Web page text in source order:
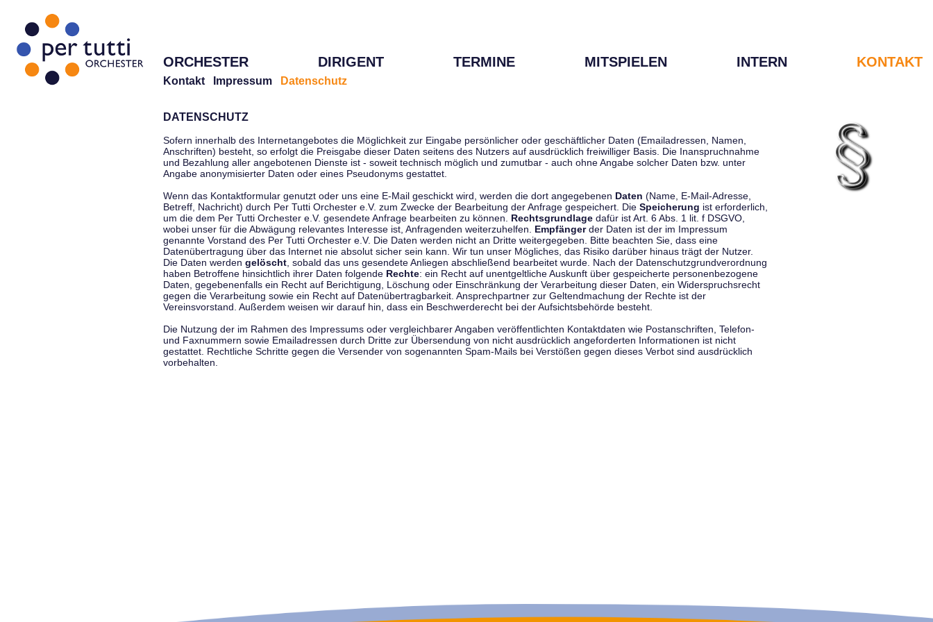
ORCHESTER DIRIGENT TERMINE MITSPIELEN INTERN KONTAKT
Kontakt Impressum Datenschutz
DATENSCHUTZ
Sofern innerhalb des Internetangebotes die Möglichkeit zur Eingabe persönlicher oder geschäftlicher Daten (Emailadressen, Namen,
Anschriften) besteht, so erfolgt die Preisgabe dieser Daten seitens des Nutzers auf ausdrücklich freiwilliger Basis. Die Inanspruchnahme
und Bezahlung aller angebotenen Dienste ist - soweit technisch möglich und zumutbar - auch ohne Angabe solcher Daten bzw. unter
Angabe anonymisierter Daten oder eines Pseudonyms gestattet.
Wenn das Kontaktformular genutzt oder uns eine E-Mail geschickt wird, werden die dort angegebenen Daten (Name, E-Mail-Adresse,
Betreff, Nachricht) durch Per Tutti Orchester e.V. zum Zwecke der Bearbeitung der Anfrage gespeichert. Die Speicherung ist erforderlich,
um die dem Per Tutti Orchester e.V. gesendete Anfrage bearbeiten zu können. Rechtsgrundlage dafür ist Art. 6 Abs. 1 lit. f DSGVO,
wobei unser für die Abwägung relevantes Interesse ist, Anfragenden weiterzuhelfen. Empfängerder Daten ist der im Impressum
genannte Vorstand des Per Tutti Orchester e.V. Die Daten werden nicht an Dritte weitergegeben. Bitte beachten Sie, dass eine
Datenübertragung über das Internet nie absolut sicher sein kann. Wir tun unser Mögliches, das Risiko darüber hinaus trägt der Nutzer.
Die Daten werden gelöscht , sobald das uns gesendete Anliegen abschließend bearbeitet wurde. Nach der Datenschutzgrundverordnung
haben Betroffene hinsichtlich ihrer Daten folgende Rechte: ein Recht auf unentgeltliche Auskunft über gespeicherte personenbezogene
Daten, gegebenenfalls ein Recht auf Berichtigung, Löschung oder Einschränkung der Verarbeitung dieser Daten, ein Widerspruchsrecht
gegen die Verarbeitung sowie ein Recht auf Datenübertragbarkeit. Ansprechpartner zur Geltendmachung der Rechte ist der
Vereinsvorstand. Außerdem weisen wir darauf hin, dass ein Beschwerderecht bei der Aufsichtsbehörde besteht.
Die Nutzung der im Rahmen des Impressums oder vergleichbarer Angaben veröffentlichten Kontaktdaten wie Postanschriften, Telefon-
und Faxnummern sowie Emailadressen durch Dritte zur Übersendung von nicht ausdrücklich angeforderten Informationen ist nicht
gestattet. Rechtliche Schritte gegen die Versender von sogenannten Spam-Mails bei Verstößen gegen dieses Verbot sind ausdrücklich
vorbehalten.